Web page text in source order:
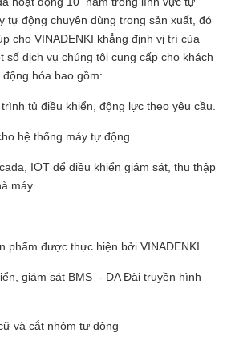
tự động chuyên dùng trong sản xuất, đó
cho VINADENKI khẳng định vị trí của
số dịch vụ chúng tôi cung cấp cho khách
hóa bao gồm:
tủ điều khiển, động lực theo yêu cầu.
hệ thống máy tự động
IOT để điều khiển giám sát, thu thập
máy.
phẩm được thực hiện bởi VINADENKI
giám sát BMS - DA Đài truyền hình
và cắt nhôm tự động